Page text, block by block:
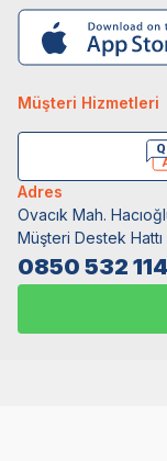
Müşteri Hizmetleri
Adres
Ovacık Mah.
Müşteri Destek Hattı
0850 532